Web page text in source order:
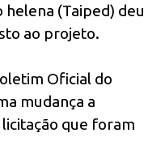
(Taiped) deu
ao projeto.
Oficial do
mudança a
que foram